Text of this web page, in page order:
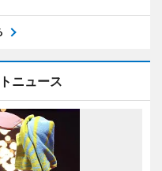
ニュース